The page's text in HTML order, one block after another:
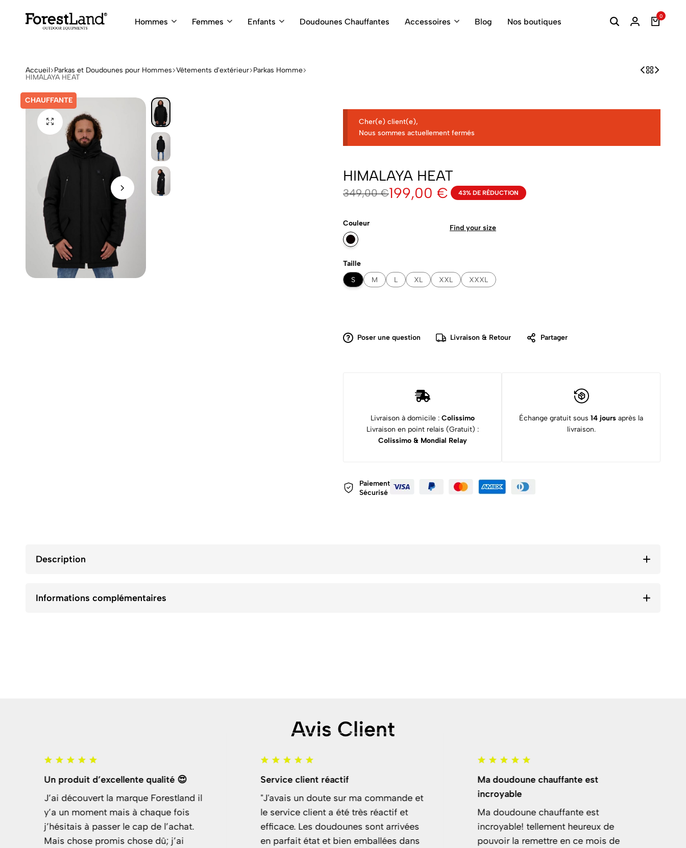
Hommes Femmes Enfants Doudounes Chauffantes Accessoires Blog Nos boutiques
0
Accueil Parkas et Doudounes pour Hommes Vêtements d'extérieur Parkas Homme
HIMALAYA HEAT
CHAUFFANTE
Cher(e) client(e),
Nous sommes actuellement fermés
HIMALAYA HEAT
349,00€199,00 € 43% DE RÉDUCTION
Couleur
Taille
S
M L XL XXL XXXL
Find your size
Poser une question Livraison & Retour Partager
Livraison à domicile : Colissimo
Livraison en point relais (Gratuit) :
Colissimo & Mondial Relay
Échange gratuit sous 14 jours après la
livraison.
Paiement
Sécurisé
Description
Informations complémentaires
Avis Client
Un produit d’excellente qualité 😍
J’ai découvert la marque Forestland il
y’a un moment mais à chaque fois
j’hésitais à passer le cap de l’achat.
Mais chose promis chose dû; j’ai
Service client réactif
"J'avais un doute sur ma commande et
le service client a été très réactif et
efficace. Les doudounes sont arrivées
en parfait état et bien emballées dans
Ma doudoune chauffante est
incroyable
Ma doudoune chauffante est
incroyable! tellement heureux de
pouvoir la remettre en ce mois de